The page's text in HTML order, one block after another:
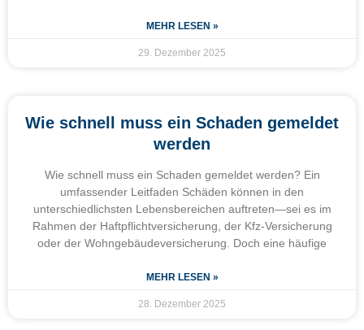
MEHR LESEN »
29. Dezember 2025
Wie schnell muss ein Schaden gemeldet
werden
Wie schnell muss ein Schaden gemeldet werden? Ein
umfassender Leitfaden Schäden können in den
unterschiedlichsten Lebensbereichen auftreten—sei es im
Rahmen der Haftpflichtversicherung, der Kfz-Versicherung
oder der Wohngebäudeversicherung. Doch eine häufige
MEHR LESEN »
28. Dezember 2025